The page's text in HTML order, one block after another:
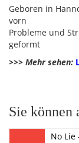
Geboren in
vorn
Probleme und
geformt
>>> Mehr sehen:
Sie können
No Lie